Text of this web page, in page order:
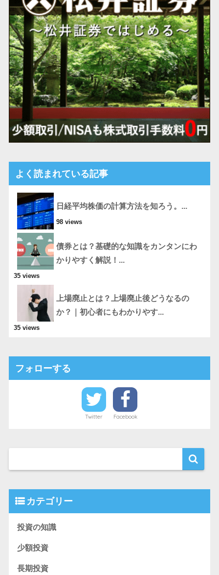
よく読まれている記事
日経平均株価の計算方法を知ろう。...
98 views
債券とは？基礎的な知識をカンタンにわ
かりやすく解説！...
35 views
上場廃止とは？上場廃止後どうなるの
か？｜初心者にもわかりやす...
35 views
フォローする
Twitter Facebook
カテゴリー
投資の知識
少額投資
長期投資